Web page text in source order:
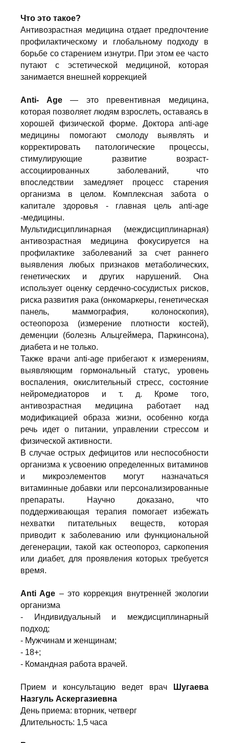
Что это такое?
Антивозрастная медицина отдает предпочтение
профилактическому и глобальному подходу в
борьбе со старением изнутри. При этом ее часто
путают с эстетической медициной, которая
занимается внешней коррекцией
Anti- Age— это превентивная медицина,
которая позволяет людям взрослеть, оставаясь в
хорошей физической форме. Доктора anti-age
медицины помогают смолоду выявлять и
корректировать патологические процессы,
стимулирующие развитие возраст-
ассоциированных заболеваний, что
впоследствии замедляет процесс старения
организма в целом. Комплексная забота о
капитале здоровья - главная цель anti-age
-медицины.
Мультидисциплинарная (междисциплинарная)
антивозрастная медицина фокусируется на
профилактике заболеваний за счет раннего
выявления любых признаков метаболических,
генетических и других нарушений. Она
использует оценку сердечно-сосудистых рисков,
риска развития рака (онкомаркеры, генетическая
панель, маммография, колоноскопия),
остеопороза (измерение плотности костей),
деменции (болезнь Альцгеймера, Паркинсона),
диабета и не только.
Также врачи anti-age прибегают к измерениям,
выявляющим гормональный статус, уровень
воспаления, окислительный стресс, состояние
нейромедиаторов и т. д. Кроме того,
антивозрастная медицина работает над
модификацией образа жизни, особенно когда
речь идет о питании, управлении стрессом и
физической активности.
В случае острых дефицитов или неспособности
организма к усвоению определенных витаминов
и микроэлементов могут назначаться
витаминные добавки или персонализированные
препараты. Научно доказано, что
поддерживающая терапия помогает избежать
нехватки питательных веществ, которая
приводит к заболеванию или функциональной
дегенерации, такой как остеопороз, саркопения
или диабет, для проявления которых требуется
время.
Anti Age – это коррекция внутренней экологии
организма
- Индивидуальный и междисциплинарный
подход;
- Мужчинам и женщинам;
- 18+;
- Командная работа врачей.
Прием и консультацию ведет врач
Шугаева
Назгуль Аскергазиевна
День приема: вторник, четверг
Длительность: 1,5 часа